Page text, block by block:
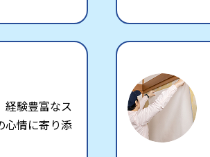
経験豊富なス
心情に寄り添